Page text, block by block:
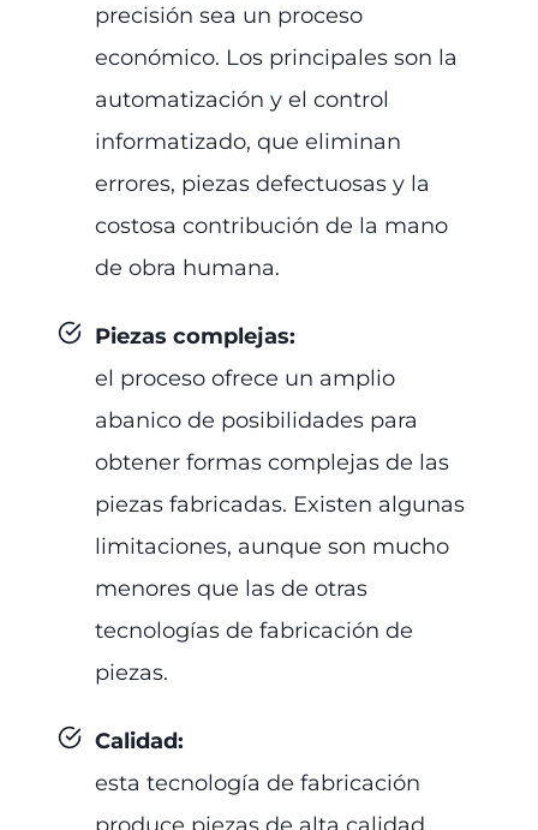
precisión sea un proceso
económico. Los principales son la
automatización y el control
informatizado, que eliminan
errores, piezas defectuosas y la
costosa contribución de la mano
de obra humana.
Piezas complejas:
el proceso ofrece un amplio
abanico de posibilidades para
obtener formas complejas de las
piezas fabricadas. Existen algunas
limitaciones, aunque son mucho
menores que las de otras
tecnologías de fabricación de
piezas.
Calidad:
esta tecnología de fabricación